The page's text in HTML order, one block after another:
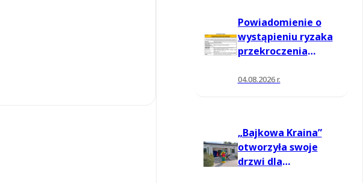
Powiadomienie o
wystąpieniu ryzaka
przekroczenia
informowania dla
04.08.2026 r.
„Bajkowa Kraina”
otworzyła swoje
drzwi dla